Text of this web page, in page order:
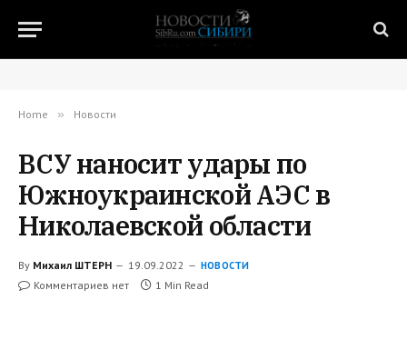
Home » Новости
ВСУ наносит удары по
Южноукраинской АЭС в
Николаевской области
By Михаил ШТЕРН 19.09.2022 НОВОСТИ
Комментариев нет 1 Min Read